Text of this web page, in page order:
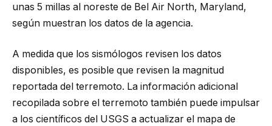
unas 5 millas al noreste de Bel Air North, Maryland,
según muestran los datos de la agencia.
A medida que los sismólogos revisen los datos
disponibles, es posible que revisen la magnitud
reportada del terremoto. La información adicional
recopilada sobre el terremoto también puede impulsar
a los científicos del USGS a actualizar el mapa de